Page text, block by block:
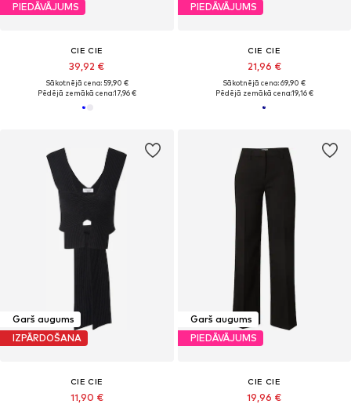
PIEDĀVĀJUMS
CIE CIE
39,92 €
Sākotnējā cena: 59,90 €
Pēdējā zemākā cena:17,96 €
PIEDĀVĀJUMS
CIE CIE
21,96 €
Sākotnējā cena: 69,90 €
Pēdējā zemākā cena:19,16 €
Garš augums
IZPĀRDOŠANA
CIE CIE
11,90 €
Garš augums
PIEDĀVĀJUMS
CIE CIE
19,96 €